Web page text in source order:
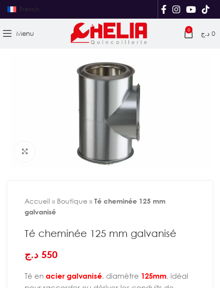
French
Menu 0 0 د.ج
Accueil » Boutique » Té cheminée 125 mm
galvanisé
Té cheminée 125 mm galvanisé
550 د.ج
Té en acier galvanisé , diamètre 125mm , idéal